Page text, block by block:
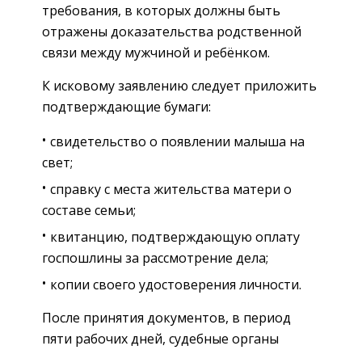
требования, в которых должны быть
отражены доказательства родственной
связи между мужчиной и ребёнком.
К исковому заявлению следует приложить
подтверждающие бумаги:
свидетельство о появлении малыша на
свет;
справку с места жительства матери о
составе семьи;
квитанцию, подтверждающую оплату
госпошлины за рассмотрение дела;
копии своего удостоверения личности.
После принятия документов, в период
пяти рабочих дней, судебные органы